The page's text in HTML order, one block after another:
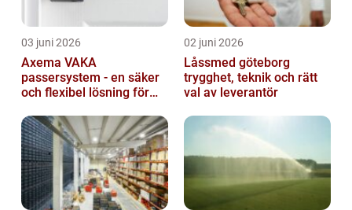
03 juni 2026
Axema VAKA
passersystem - en säker
och flexibel lösning för
02 juni 2026
Låssmed göteborg
trygghet, teknik och rätt
val av leverantör